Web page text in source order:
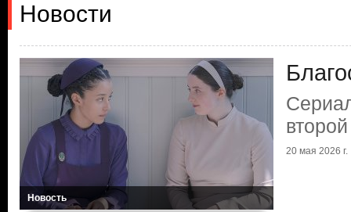
Новости
Новость
20 мая 2026 г.